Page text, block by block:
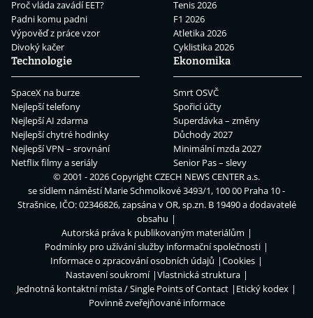
Proč vláda zavádí EET?
Padni komu padni
Výpověď z práce vzor
Divoký kačer
Tenis 2026
F1 2026
Atletika 2026
Cyklistika 2026
Technologie
SpaceX na burze
Nejlepší telefony
Nejlepší AI zdarma
Nejlepší chytré hodinky
Nejlepší VPN – srovnání
Netflix filmy a seriály
Ekonomika
Smrt OSVČ
Spořicí účty
Superdávka – změny
Důchody 2027
Minimální mzda 2027
Senior Pas – slevy
© 2001 - 2026 CopyrightCZECH NEWS CENTER a.s.
se sídlem náměstí Marie Schmolkové 3493/1, 100 00 Praha 10 -
Strašnice, IČO: 02346826, zapsána v OR, sp.zn. B 19490 a dodavatelé
obsahu
Autorská práva k publikovaným materiálům
Podmínky pro užívání služby informační společnosti
Informace o zpracování osobních údajů
Cookies
Nastavení soukromí
Vlastnická struktura
Jednotná kontaktní místa / Single Points of Contact
Etický kodex
Povinně zveřejňované informace